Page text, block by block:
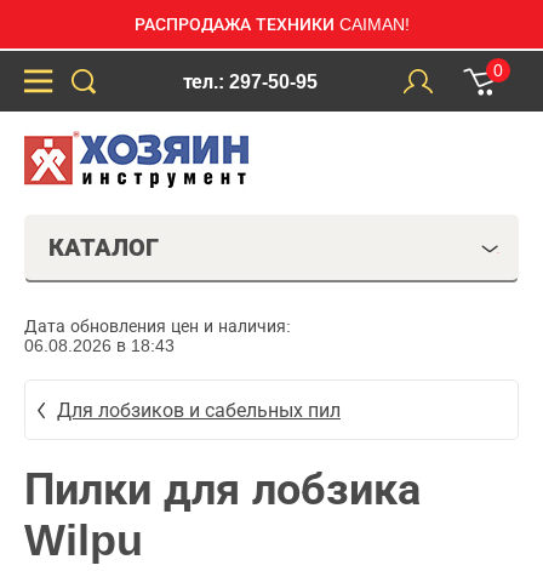
РАСПРОДАЖА ТЕХНИКИ CAIMAN!
тел.: 297-50-95
0
КАТАЛОГ
Дата обновления цен и наличия:
06.08.2026 в 18:43
Для лобзиков и сабельных пил
Пилки для лобзика
Wilpu